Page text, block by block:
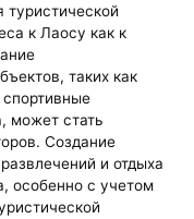
туристической
к Лаосу как к
таких как
может стать
Создание
и отдыха
особенно с учетом